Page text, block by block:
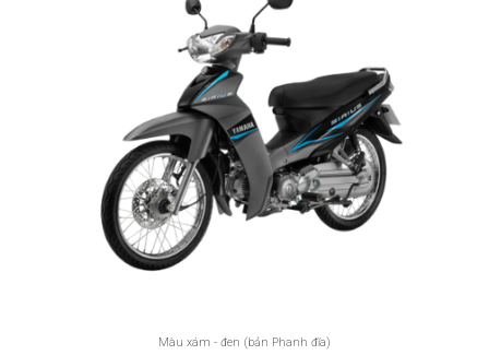
Màu xám - đen (bản Phanh đĩa)